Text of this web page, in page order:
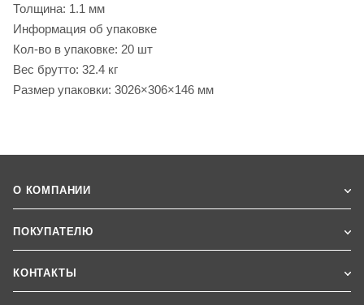
Толщина: 1.1 мм
Информация об упаковке
Кол-во в упаковке: 20 шт
Вес брутто: 32.4 кг
Размер упаковки: 3026×306×146 мм
О КОМПАНИИ
ПОКУПАТЕЛЮ
КОНТАКТЫ